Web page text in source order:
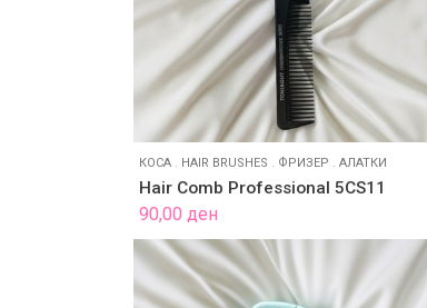
КОСА . HAIR BRUSHES . ФРИЗЕР . АЛАТКИ
Hair Comb Professional 5CS11
90,00 ден